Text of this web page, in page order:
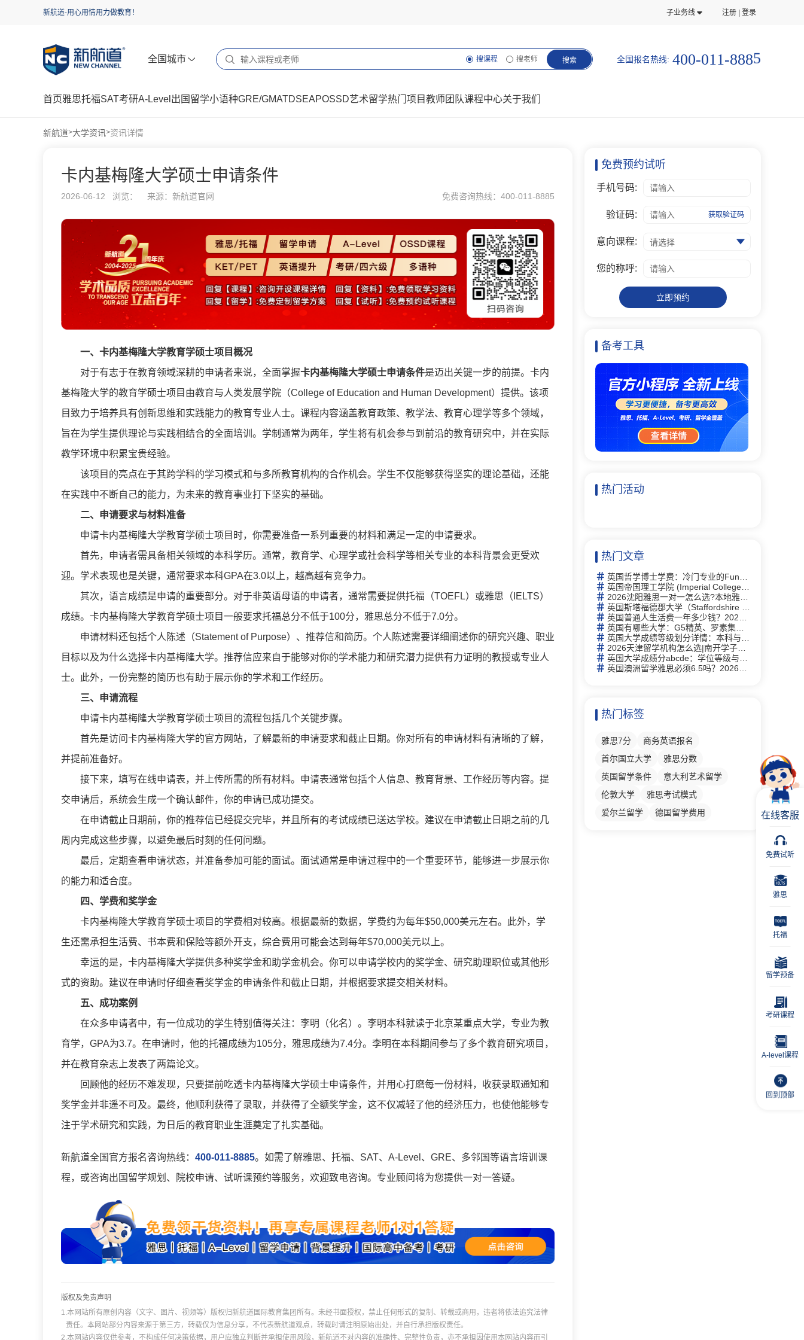
新航道-用心用情用力做教育！ 子业务线 注册 | 登录
全国城市 搜课程 搜老师 搜索 全国报名热线: 400-01 1 -8885
首页雅思托福SAT考研A-Level 出国留学小语种GRE/GMATDSEAPOSSD艺术留学热门项目教师团队课程中心关于我们
新航道>大学资讯>资讯详情
卡内基梅隆大学硕士申请条件
2026-06-12 浏览： 来源：新航道官网 免费咨询热线：400-011-8885
一、卡内基梅隆大学教育学硕士项目概况
对于有志于在教育领域深耕的申请者来说，全面掌握卡内基梅隆大学硕士申请条件是迈出关键一步的前提。卡内
基梅隆大学的教育学硕士项目由教育与人类发展学院（College of Education and Human Development）提供。该项
目致力于培养具有创新思维和实践能力的教育专业人士。课程内容涵盖教育政策、教学法、教育心理学等多个领域，
旨在为学生提供理论与实践相结合的全面培训。学制通常为两年，学生将有机会参与到前沿的教育研究中，并在实际
教学环境中积累宝贵经验。
该项目的亮点在于其跨学科的学习模式和与多所教育机构的合作机会。学生不仅能够获得坚实的理论基础，还能
在实践中不断自己的能力，为未来的教育事业打下坚实的基础。
二、申请要求与材料准备
申请卡内基梅隆大学教育学硕士项目时，你需要准备一系列重要的材料和满足一定的申请要求。
首先，申请者需具备相关领域的本科学历。通常，教育学、心理学或社会科学等相关专业的本科背景会更受欢
迎。学术表现也是关键，通常要求本科GPA在3.0以上，越高越有竞争力。
其次，语言成绩是申请的重要部分。对于非英语母语的申请者，通常需要提供托福（TOEFL）或雅思（IELTS）
成绩。卡内基梅隆大学教育学硕士项目一般要求托福总分不低于100分，雅思总分不低于7.0分。
申请材料还包括个人陈述（Statement of Purpose）、推荐信和简历。个人陈述需要详细阐述你的研究兴趣、职业
目标以及为什么选择卡内基梅隆大学。推荐信应来自于能够对你的学术能力和研究潜力提供有力证明的教授或专业人
士。此外，一份完整的简历也有助于展示你的学术和工作经历。
三、申请流程
申请卡内基梅隆大学教育学硕士项目的流程包括几个关键步骤。
首先是访问卡内基梅隆大学的官方网站，了解最新的申请要求和截止日期。你对所有的申请材料有清晰的了解，
并提前准备好。
接下来，填写在线申请表，并上传所需的所有材料。申请表通常包括个人信息、教育背景、工作经历等内容。提
交申请后，系统会生成一个确认邮件，你的申请已成功提交。
在申请截止日期前，你的推荐信已经提交完毕，并且所有的考试成绩已送达学校。建议在申请截止日期之前的几
周内完成这些步骤，以避免最后时刻的任何问题。
最后，定期查看申请状态，并准备参加可能的面试。面试通常是申请过程中的一个重要环节，能够进一步展示你
的能力和适合度。
四、学费和奖学金
卡内基梅隆大学教育学硕士项目的学费相对较高。根据最新的数据，学费约为每年$50,000美元左右。此外，学
生还需承担生活费、书本费和保险等额外开支，综合费用可能会达到每年$70,000美元以上。
幸运的是，卡内基梅隆大学提供多种奖学金和助学金机会。你可以申请学校内的奖学金、研究助理职位或其他形
式的资助。建议在申请时仔细查看奖学金的申请条件和截止日期，并根据要求提交相关材料。
五、成功案例
在众多申请者中，有一位成功的学生特别值得关注：李明（化名）。李明本科就读于北京某重点大学，专业为教
育学，GPA为3.7。在申请时，他的托福成绩为105分，雅思成绩为7.4分。李明在本科期间参与了多个教育研究项目，
并在教育杂志上发表了两篇论文。
回顾他的经历不难发现，只要提前吃透卡内基梅隆大学硕士申请条件，并用心打磨每一份材料，收获录取通知和
奖学金并非遥不可及。最终，他顺利获得了录取，并获得了全额奖学金，这不仅减轻了他的经济压力，也使他能够专
注于学术研究和实践，为日后的教育职业生涯奠定了扎实基础。
新航道全国官方报名咨询热线： 400-011-8885。如需了解雅思、托福、SAT、A-Level、GRE、多邻国等语言培训课
程，或咨询出国留学规划、院校申请、试听课预约等服务，欢迎致电咨询。专业顾问将为您提供一对一答疑。
版权及免责声明
1.本网站所有原创内容（文字、图片、视频等）版权归新航道国际教育集团所有。未经书面授权，禁止任何形式的复制、转载或商用，违者将依法追究法律
责任。本网站部分内容来源于第三方，转载仅为信息分享，不代表新航道观点，转载时请注明原始出处，并自行承担版权责任。
2.本网站内容仅供参考，不构成任何决策依据，用户应独立判断并承担使用风险，新航道不对内容的准确性、完整性负责，亦不承担因使用本网站内容而引
免费预约试听
手机号码:
验证码: 获取验证码
意向课程: 请选择
您的称呼:
立即预约
备考工具
热门活动
热门文章
英国哲学博士学费：冷门专业的Funding机会与申请策略
英国帝国理工学院 (Imperial College London)留学指南：2026全球第2、专业及申请全攻略
2026沈阳雅思一对一怎么选?本地雅思培训择校思路全梳理
英国斯塔福德郡大学（Staffordshire University）研究生有什么专业
英国普通人生活费一年多少钱？2026年最新生活成本全解析
英国有哪些大学：G5精英、罗素集团及热门院校详解
英国大学成绩等级划分详情：本科与硕士学位等级详解及中英对照
2026天津留学机构怎么选|南开学子走访 6 家门店，新航道线下完整体验记录
英国大学成绩分abcde：学位等级与评分体系完全指南
英国澳洲留学雅思必须6.5吗？2026年最新要求详解与替代方案
热门标签
雅思7分
商务英语报名
首尔国立大学
雅思分数
英国留学条件
意大利艺术留学
伦敦大学
雅思考试模式
爱尔兰留学
德国留学费用 在线客服
免费试听
雅思
托福
留学预备
考研课程
A-level课程
回到顶部
* 验证码:
登录